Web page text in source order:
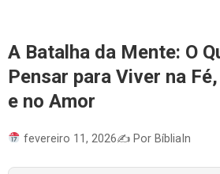
A Batalha da Mente: O
Pensar para Viver na
e no Amor
fevereiro 11, 2026✍️ Por BíbliaIn